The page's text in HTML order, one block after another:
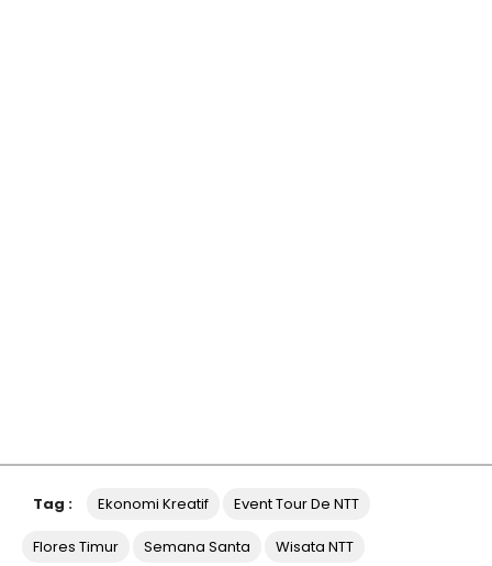
Tag : Ekonomi Kreatif Event Tour De NTT
Flores Timur Semana Santa Wisata NTT